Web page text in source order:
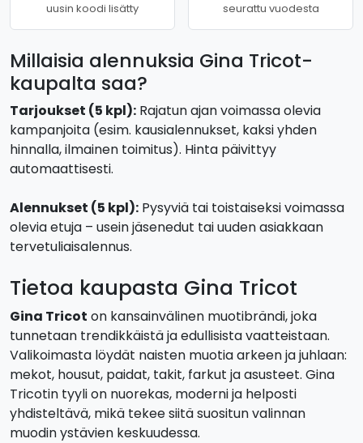
uusin koodi lisätty seurattu vuodesta
Millaisia alennuksia Gina Tricot-
kaupalta saa?
Tarjoukset (5 kpl): Rajatun ajan voimassa olevia
kampanjoita (esim. kausialennukset, kaksi yhden
hinnalla, ilmainen toimitus). Hinta päivittyy
automaattisesti.
Alennukset (5 kpl): Pysyviä tai toistaiseksi voimassa
olevia etuja – usein jäsenedut tai uuden asiakkaan
tervetuliaisalennus.
Tietoa kaupasta Gina Tricot
Gina Tricot on kansainvälinen muotibrändi, joka
tunnetaan trendikkäistä ja edullisista vaatteistaan.
Valikoimasta löydät naisten muotia arkeen ja juhlaan:
mekot, housut, paidat, takit, farkut ja asusteet. Gina
Tricotin tyyli on nuorekas, moderni ja helposti
yhdisteltävä, mikä tekee siitä suositun valinnan
muodin ystävien keskuudessa.